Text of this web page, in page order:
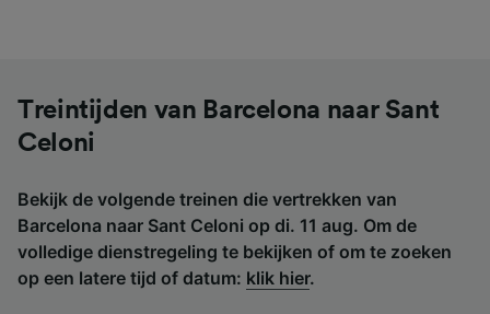
Treintijden van Barcelona naar Sant
Celoni
Bekijk de volgende treinen die vertrekken van
Barcelona naar Sant Celoni op di. 11 aug. Om de
volledige dienstregeling te bekijken of om te zoeken
op een latere tijd of datum: klik hier.